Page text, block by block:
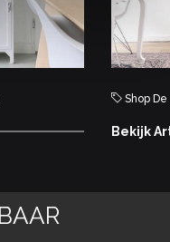
Shop De
Bekijk